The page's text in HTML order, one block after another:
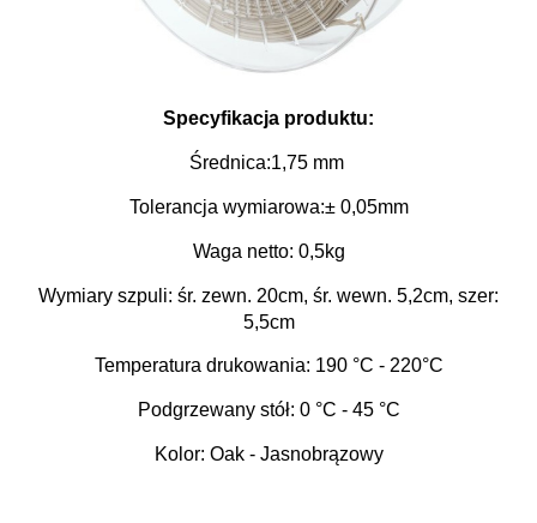
Specyfikacja produktu:
Średnica:1,75 mm
Tolerancja wymiarowa:± 0,05mm
Waga netto: 0,5kg
Wymiary szpuli: śr. zewn. 20cm, śr. wewn. 5,2cm, szer:
5,5cm
Temperatura drukowania: 190 °C - 220°C
Podgrzewany stół: 0 °C - 45 °C
Kolor: Oak - Jasnobrązowy